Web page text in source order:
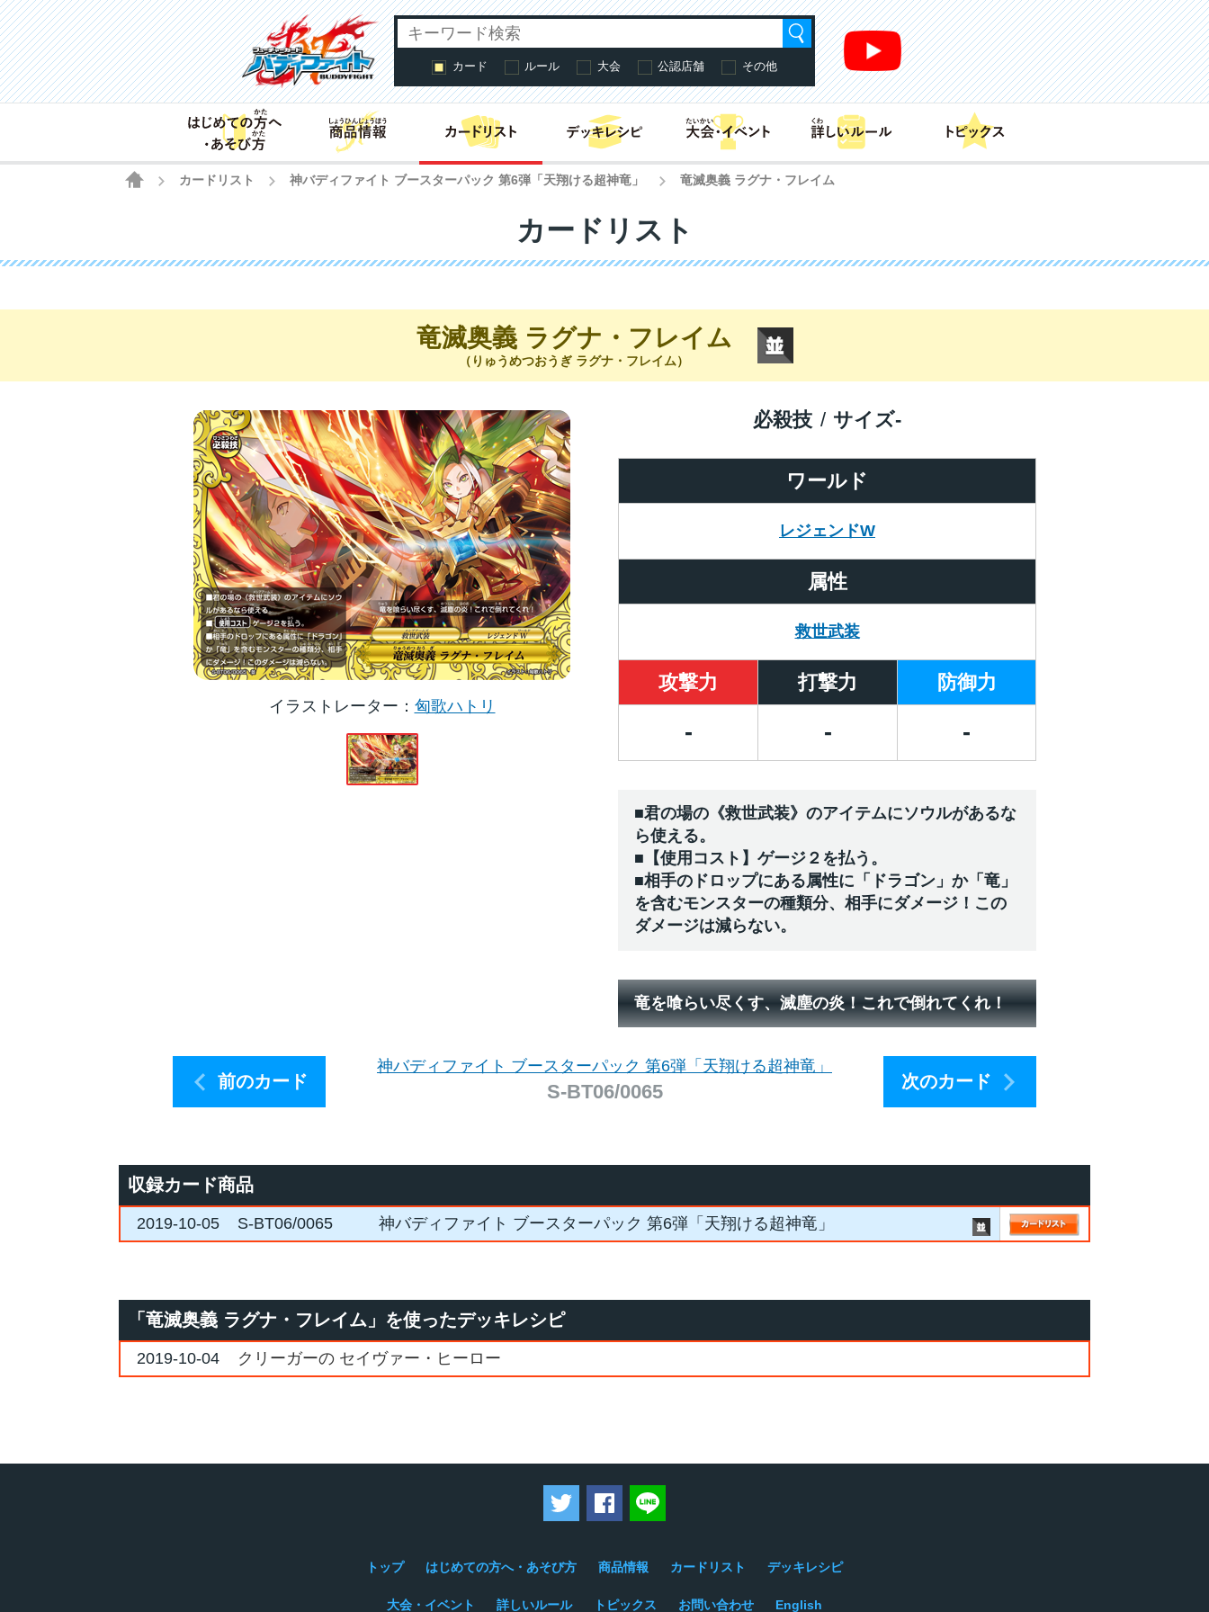
カード ルール 大会 公認店舗 その他
はじめての方へ・あそび方商品情報 カードリスト
HOME
カードリスト 神バディファイト ブースターパック 第6弾「天翔ける超神竜」 竜滅奥義 ラグナ・フレイム
カードリスト
竜滅奥義 ラグナ・フレイム
（りゅうめつおうぎ ラグナ・フレイム）
イラストレーター 匈歌ハトリ
ワールド
レジェンドW
必殺技 サイズ-
属性
救世武装
攻撃力 打撃力 防御力
- - -
■君の場の《救世武装》のアイテムにソウルがあるな
ら使える。
■【使用コスト】ゲージ２を払う。
■相手のドロップにある属性に「ドラゴン」か「竜」
を含むモンスターの種類分、相手にダメージ！この
ダメージは減らない。
竜を喰らい尽くす、滅塵の炎！これで倒れてくれ！
前のカード
神バディファイト ブースターパック 第6弾「天翔ける超神竜」
S-BT06/0065 次のカード
収録カード商品
2019-10-05 S-BT06/0065 神バディファイト ブースターパック 第6弾「天翔ける超神竜」
「竜滅奥義 ラグナ・フレイム」を使ったデッキレシピ
2019-10-04 クリーガーの セイヴァー・ヒーロー
ツイートするFacebookでシェアする
トップ はじめての方へ・あそび方 商品情報 カードリスト デッキレシピ
大会・イベント 詳しいルール トピックス お問い合わせ English